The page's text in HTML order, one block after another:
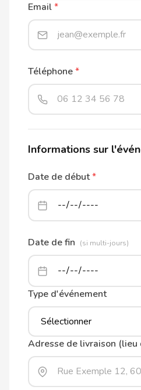
Email*
Téléphone*
Informations sur
Date de début*
Date de fin (si multi-jours)
Type d'événement
Adresse de livraison (lieu